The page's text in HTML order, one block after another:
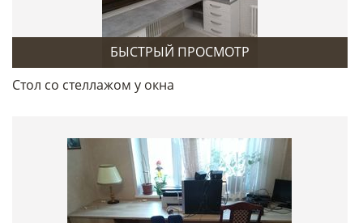
БЫСТРЫЙ ПРОСМОТР
Стол со стеллажом у окна